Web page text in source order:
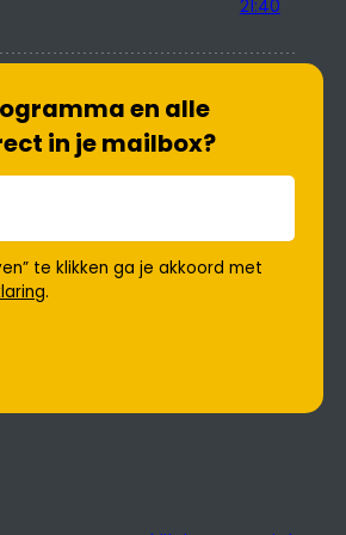
21:40
en alle
in je mailbox?
te klikken ga je akkoord met
.